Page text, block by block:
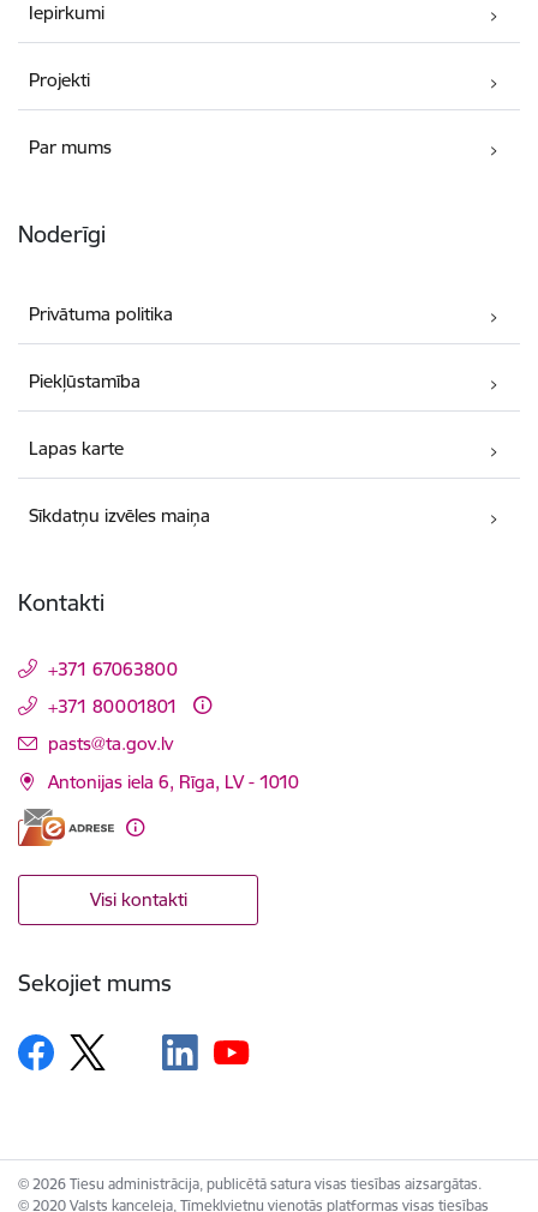
Iepirkumi
Projekti
Par mums
Noderīgi
Privātuma politika
Piekļūstamība
Lapas karte
Sīkdatņu izvēles maiņa
Kontakti
+371 67063800
+371 80001801
E-pasts:
pasts@ta.gov.lv
Antonijas iela 6, Rīga, LV - 1010
Visi kontakti
Sekojiet mums
© 2026 Tiesu administrācija, publicētā satura visas tiesības aizsargātas.
© 2020 Valsts kanceleja, Tīmekļvietņu vienotās platformas visas tiesības